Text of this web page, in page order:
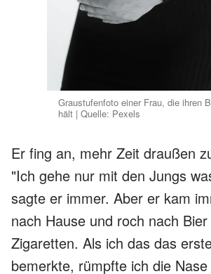
Graustufenfoto einer Frau, die ihren
hält | Quelle: Pexels
Er fing an, mehr Zeit draußen
"Ich gehe nur mit den Jungs
sagte er immer. Aber er kam
nach Hause und roch nach
Zigaretten. Als ich das das
bemerkte, rümpfte ich die